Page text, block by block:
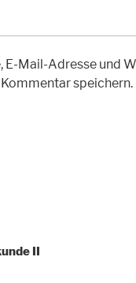
E-Mail-Adresse und
speichern.
II